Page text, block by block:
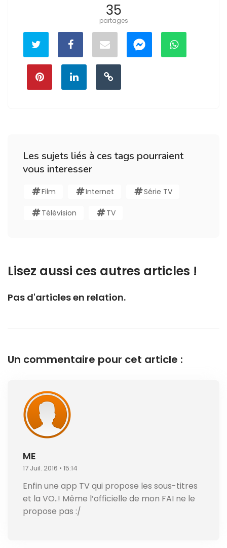
35
partages
Les sujets liés à ces tags pourraient
vous interesser
Film Internet Série TV
Télévision TV
Lisez aussi ces autres articles !
Pas d'articles en relation.
Un commentaire pour cet article :
ME
17 Juil. 2016 • 15:14
Enfin une app TV qui propose les sous-titres
et la VO..! Même l’officielle de mon FAI ne le
propose pas :/